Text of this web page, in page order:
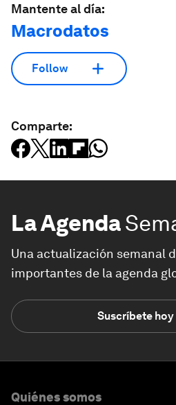
Mantente al día:
Macrodatos
Follow
Comparte:
La Agenda
Una actualización semanal
importantes de la agenda
Suscríbete hoy
Quiénes somos